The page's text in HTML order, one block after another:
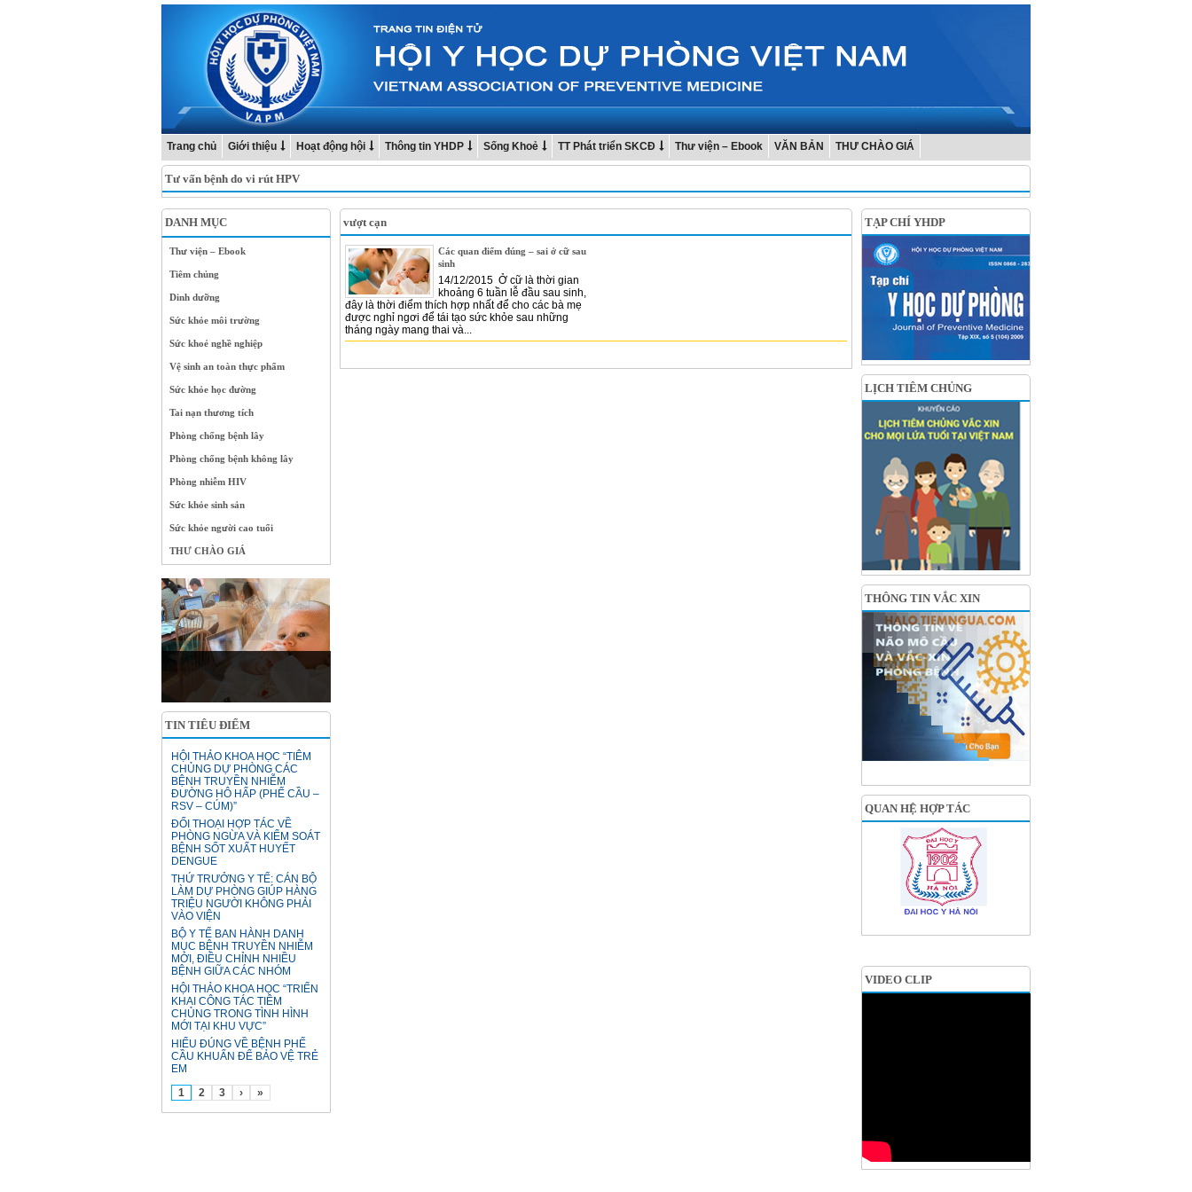
Trang chủ Giới thiệu Hoạt động hội Thông tin YHDP Sống Khoẻ TT Phát triển SKCĐ Thư viện – Ebook VĂN BẢN THƯ CHÀO GIÁ
Tư vấn bệnh do vi rút HPV
DANH MỤC
Thư viện – Ebook
Tiêm chủng
Dinh dưỡng
Sức khỏe môi trường
Sức khoẻ nghề nghiệp
Vệ sinh an toàn thực phẩm
Sức khỏe học đường
Tai nạn thương tích
Phòng chống bệnh lây
Phòng chống bệnh không lây
Phòng nhiễm HIV
Sức khỏe sinh sản
Sức khỏe người cao tuổi
THƯ CHÀO GIÁ
Các quan điểm đúng – sai ở cữ
14/12/2015 Ở cữ là thời gian...
TIN TIÊU ĐIỂM
HỘI THẢO KHOA HỌC “TIÊM
CHỦNG DỰ PHÒNG CÁC
BỆNH TRUYỀN NHIỄM
ĐƯỜNG HÔ HẤP (PHẾ CẦU –
RSV – CÚM)”
ĐỐI THOẠI HỢP TÁC VỀ
PHÒNG NGỪA VÀ KIỂM SOÁT
BỆNH SỐT XUẤT HUYẾT
DENGUE
THỨ TRƯỞNG Y TẾ: CÁN BỘ
LÀM DỰ PHÒNG GIÚP HÀNG
TRIỆU NGƯỜI KHÔNG PHẢI
VÀO VIỆN
BỘ Y TẾ BAN HÀNH DANH
MỤC BỆNH TRUYỀN NHIỄM
MỚI, ĐIỀU CHỈNH NHIỀU
BỆNH GIỮA CÁC NHÓM
HỘI THẢO KHOA HỌC “TRIỂN
KHAI CÔNG TÁC TIÊM
CHỦNG TRONG TÌNH HÌNH
MỚI TẠI KHU VỰC”
HIỂU ĐÚNG VỀ BỆNH PHẾ
CẦU KHUẨN ĐỂ BẢO VỆ TRẺ
EM
1
2 3 › »
vượt cạn
Các quan điểm đúng – sai ở cữ sau
sinh
14/12/2015 Ở cữ là thời gian
khoảng 6 tuần lễ đầu sau sinh,
đây là thời điểm thích hợp nhất để cho các bà mẹ
được nghỉ ngơi để tái tạo sức khỏe sau những
tháng ngày mang thai và...
TẠP CHÍ YHDP
LỊCH TIÊM CHỦNG
THÔNG TIN VẮC XIN
QUAN HỆ HỢP TÁC
VIDEO CLIP